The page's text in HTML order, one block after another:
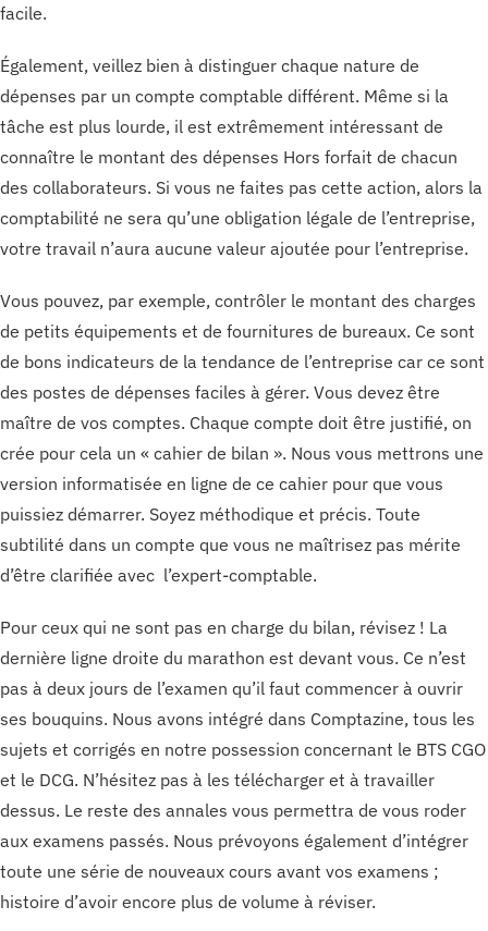
facile.
Également, veillez bien à distinguer chaque nature de
dépenses par un compte comptable différent. Même si la
tâche est plus lourde, il est extrêmement intéressant de
connaître le montant des dépenses Hors forfait de chacun
des collaborateurs. Si vous ne faites pas cette action, alors la
comptabilité ne sera qu’une obligation légale de l’entreprise,
votre travail n’aura aucune valeur ajoutée pour l’entreprise.
Vous pouvez, par exemple, contrôler le montant des charges
de petits équipements et de fournitures de bureaux. Ce sont
de bons indicateurs de la tendance de l’entreprise car ce sont
des postes de dépenses faciles à gérer. Vous devez être
maître de vos comptes. Chaque compte doit être justifié, on
crée pour cela un « cahier de bilan ». Nous vous mettrons une
version informatisée en ligne de ce cahier pour que vous
puissiez démarrer. Soyez méthodique et précis. Toute
subtilité dans un compte que vous ne maîtrisez pas mérite
d’être clarifiée avec l’expert-comptable.
Pour ceux qui ne sont pas en charge du bilan, révisez ! La
dernière ligne droite du marathon est devant vous. Ce n’est
pas à deux jours de l’examen qu’il faut commencer à ouvrir
ses bouquins. Nous avons intégré dans Comptazine, tous les
sujets et corrigés en notre possession concernant le BTS CGO
et le DCG. N’hésitez pas à les télécharger et à travailler
dessus. Le reste des annales vous permettra de vous roder
aux examens passés. Nous prévoyons également d’intégrer
toute une série de nouveaux cours avant vos examens ;
histoire d’avoir encore plus de volume à réviser.